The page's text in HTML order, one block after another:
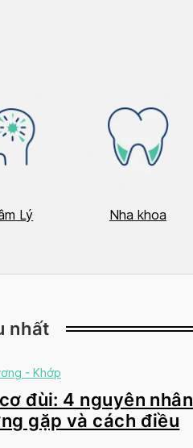
Lý Nha khoa
nhất
- Khớp
đùi: 4 nguyên nhân
gặp và cách điều